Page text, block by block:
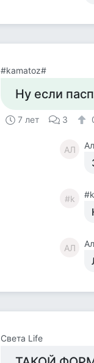
#kamatoz#
Ну если
7 лет 3
АЛ
#k
АЛ
Света Life